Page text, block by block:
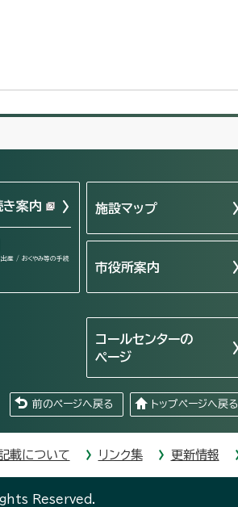
き案内
産 / おくやみ等の手続
施設マップ
市役所案内
コールセンターの
ページ
前のページへ戻る トップページへ戻る
載について リンク集 更新情報
Reserved.